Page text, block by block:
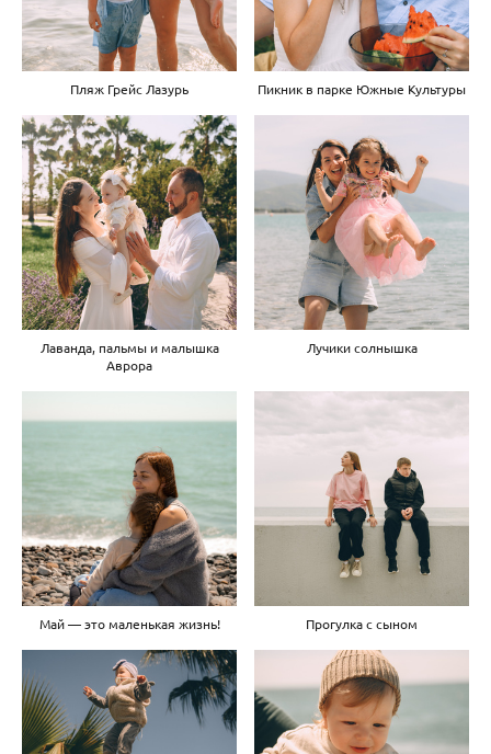
Пляж Грейс Лазурь Пикник в парке Южные Культуры
Лаванда, пальмы и малышка
Аврора
Лучики солнышка
Май — это маленькая жизнь! Прогулка с сыном